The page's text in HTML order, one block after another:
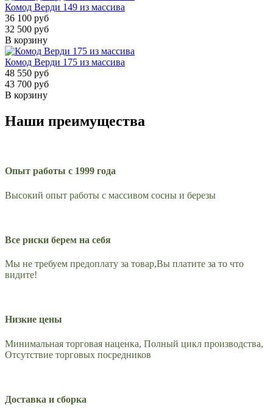
Комод Верди 149 из массива
36 100 руб
32 500 руб
В корзину
Комод Верди 175 из массива
48 550 руб
43 700 руб
В корзину
Наши преимущества
Опыт работы с 1999 года
Высокий опыт работы с массивом сосны и березы
Все риски берем на себя
Мы не требуем предоплату за товар,Вы платите за то что
видите!
Низкие цены
Минимальная торговая наценка, Полный цикл производства,
Отсутствие торговых посредников
Доставка и сборка